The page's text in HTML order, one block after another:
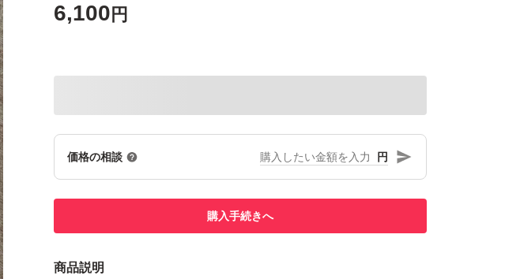
6,100 円
価格の相談 円
購入手続きへ
商品説明